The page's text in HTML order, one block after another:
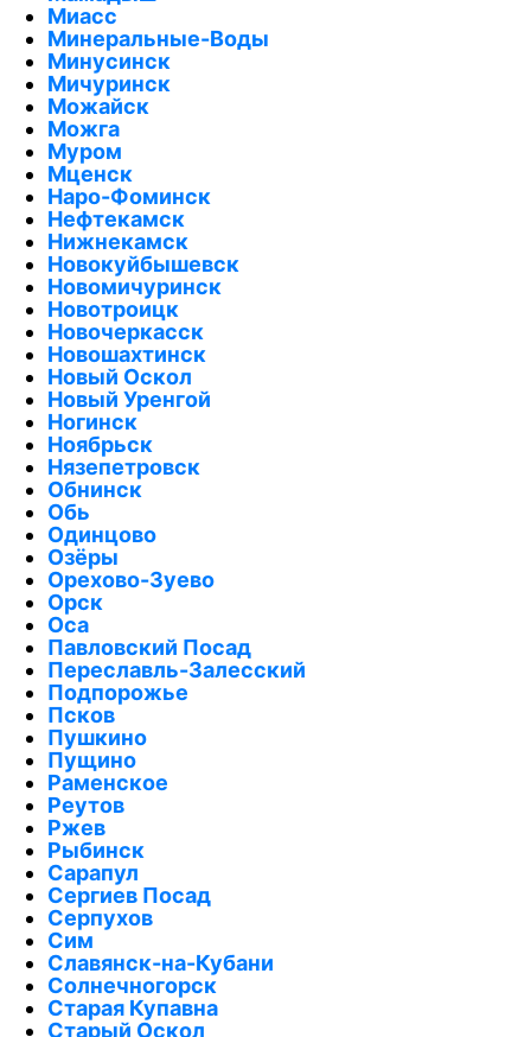
Миасс
Минеральные-Воды
Минусинск
Мичуринск
Можайск
Можга
Муром
Мценск
Наро-Фоминск
Нефтекамск
Нижнекамск
Новокуйбышевск
Новомичуринск
Новотроицк
Новочеркасск
Новошахтинск
Новый Оскол
Новый Уренгой
Ногинск
Ноябрьск
Нязепетровск
Обнинск
Обь
Одинцово
Озёры
Орехово-Зуево
Орск
Оса
Павловский Посад
Переславль-Залесский
Подпорожье
Псков
Пушкино
Пущино
Раменское
Реутов
Ржев
Рыбинск
Сарапул
Сергиев Посад
Серпухов
Сим
Славянск-на-Кубани
Солнечногорск
Старая Купавна
Старый Оскол